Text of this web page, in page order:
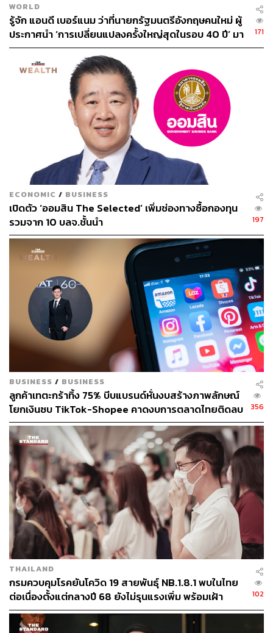
Warp Speed: สำหรับทีมวิจัยที่มีสถานะก้าวหน้าอย่างรวดเร็ว
จะได้รับเงินสนับสนุนจากโครงการ Operation Warp Speed
ของรัฐบาลสหรัฐฯ จำนวนหลายพันล้านดอลลาร์สหรัฐ แม้จะ
ยังไม่มีหลักฐานยืนยันได้ว่า วัคซีนนั้นมีประสิทธิภาพในการ
ป้องกันโรคโควิด-19 ได้จริงก็ตาม
รวมการทดสอบหลายระยะ– อีกหนทางเพื่อเร่งการพัฒนา
วัคซีนโควิด-19 คือการรวมการทดสอบหลายระยะไปพร้อม
กัน โดยทีมวิจัยบางทีมตอนนี้กำลังทดสอบวัคซีนในมนุษย์ ทั้ง
ระยะที่ 1 และ 2 ไปพร้อมกัน
ขณะที่วิธีการพัฒนาวัคซีนโควิด-19 ณ ปัจจุบัน แบ่งออกเป็น
หลายรูปแบบได้แก่
Genetic Vaccines: การพัฒนาวัคซีนโดยใช้ยีนของ
ปัจจุบันมีทีมวิจัยเอกชนหลายรายในสหรัฐฯ จีน เกาหลีใต้
อังกฤษ ฝรั่งเศสและเยอรมนี ที่พัฒนาวัคซีนในรูปแบบนี้ โดย
ทีมวิจัยที่มีความก้าวหน้ามากที่สุด อยู่ระหว่างการทดสอบใน
มนุษย์ระยะที่ 2 ได้แก่บริษัท Moderna ของสหรัฐฯ, ทีมวิจัย
รวมจากบริษัท BioNTech ของเยอรมนี, Pfizer ของสหรัฐฯ
และ Fosun Pharma ของจีน และมหาวิทยาลัยอิมพีเรียล
คอลเลจ ลอนดอนของอังกฤษ
Viral Vector Vaccines: การพัฒนาวัคซีนด้วยการใช้
ไวรัสที่ทำให้อ่อนลงและไม่ก่อให้เกิดโรค มาตัดต่อใส่
สารพันธุกรรมของไวรัสโคโรนา 2019 เพื่อกระตุ้นให้
ร่างกายสร้างภูมิคุ้มกัน
ปัจจุบัน มี 3 ทีมวิจัยที่กำลังนำวัคซีนที่พัฒนาด้วยวิธีนี้ ไป
ทดสอบในมนุษย์ ได้แก่
– ทีมวิจัยของ AstraZeneca ผู้ผลิตยารายใหญ่ของอังกฤษและ
สวีเดน ที่ร่วมมือกับมหาวิทยาลัยออกซ์ฟอร์ด โดยทีมวิจัยนี้มี
ความก้าวหน้าถึงขั้นทดสอบในมนุษย์ระยะที่ 3 และได้รับการ
สนับสนุนงบประมาณจากโครงการ Warp Speed ซึ่งคาดว่า
อาจส่งมอบวัคซีนฉุกเฉินได้ตั้งแต่เดือนตุลาคม
อัปเดต (21 กรกฎาคม 2020): ข้อมูลการทดลองที่เผยแพร่ใน
วารสารการแพทย์ The Lancet ระบุว่า มีการฉีดวัคซีนให้
กลุ่มตัวอย่างจำนวน 1,077 คน อายุ 18 ถึง 55 ปี ที่ไม่มีประวัติ
WORLD
รู้จัก แอนดี เบอร์แนม ว่าที่นายกรัฐมนตรีอังกฤษคนใหม่ ผู้
ประกาศนำ ‘การเปลี่ยนแปลงครั้งใหญ่สุดในรอบ 40 ปี’ มา
สู่การเมืองอังกฤษ
171
ECONOMIC / BUSINESS
เปิดตัว ‘ออมสิน The Selected’ เพิ่มช่องทางซื้อกองทุน
รวมจาก 10 บลจ.ชั้นนำ
197
BUSINESS / BUSINESS
ลูกค้าเทตะกร้าทิ้ง 75% บีบแบรนด์หั่นงบสร้างภาพลักษณ์
โยกเงินซบ TikTok-Shopee คาดงบการตลาดไทยติดลบ
ครั้งแรกในรอบ 14 ปี
356
THAILAND
กรมควบคุมโรคยันโควิด 19 สายพันธุ์ NB.1.8.1 พบในไทย
ต่อเนื่องตั้งแต่กลางปี 68 ยังไม่รุนแรงเพิ่ม พร้อมเฝ้า
ระวัง-ติดตามใกล้ชิด
102